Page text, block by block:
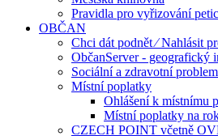
Pravidla pro vyřizování
OBČAN
Chci dát podnět ⁄ Nahlásit
ObčanServer - geografický
Sociální a zdravotní
Místní poplatky
Ohlášení k místnímu
Místní poplatky na
CZECH POINT včetně